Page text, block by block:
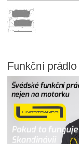
Funkční prádlo